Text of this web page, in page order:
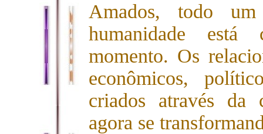
Amados, todo
humanidade
momento. Os
econômicos,
criados através da
agora se